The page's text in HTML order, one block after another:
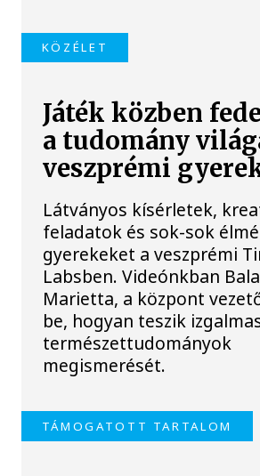
KÖZÉLET
Játék közben
a tudomány
veszprémi
Látványos kísérletek,
feladatok és sok-sok
gyerekeket a veszprémi
Labsben. Videónkban
Marietta, a központ
be, hogyan teszik
természettudományok
megismerését.
TÁMOGATOTT TARTALOM